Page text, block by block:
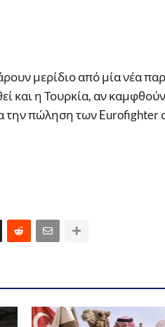
μερίδιο από μία νέα
και η Τουρκία, αν
την πώληση των Eurofighter